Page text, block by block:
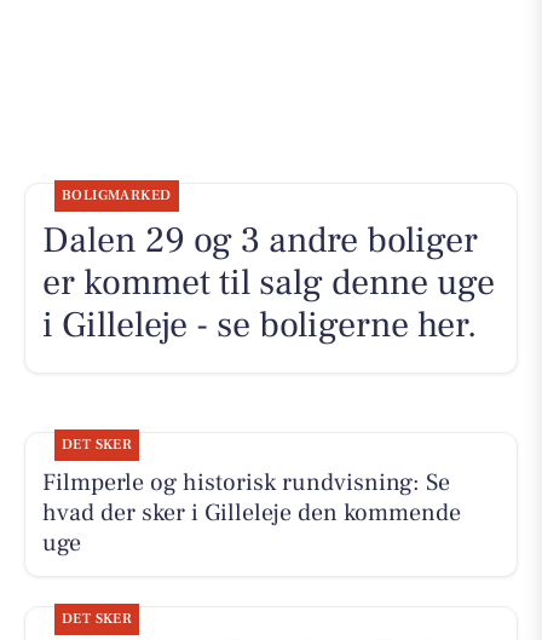
BOLIGMARKED
Dalen 29 og 3 andre boliger
er kommet til salg denne uge
i Gilleleje - se boligerne her.
DET SKER
Filmperle og historisk rundvisning: Se
hvad der sker i Gilleleje den kommende
uge
DET SKER